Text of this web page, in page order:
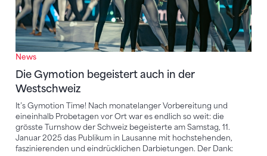
News
Die Gymotion begeistert auch in der
Westschweiz
It’s Gymotion Time! Nach monatelanger Vorbereitung und
eineinhalb Probetagen vor Ort war es endlich so weit: die
grösste Turnshow der Schweiz begeisterte am Samstag, 11.
Januar 2025 das Publikum in Lausanne mit hochstehenden,
faszinierenden und eindrücklichen Darbietungen. Der Dank: